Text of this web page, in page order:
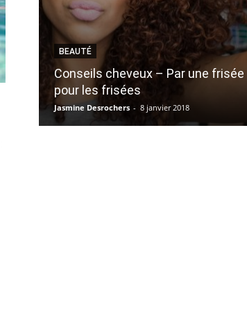
BEAUTÉ
Conseils cheveux – Par une frisée
pour les frisées
Jasmine Desrochers - 8 janvier 2018